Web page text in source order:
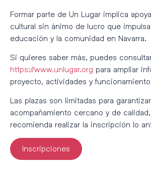
Formar parte de Un Lugar implica
cultural sin ánimo de lucro que
educación y la comunidad en Navarra.
Si quieres saber más, puedes
https://www.unlugar.org para ampliar
proyecto, actividades y
Las plazas son limitadas para
acompañamiento cercano y de
recomienda realizar la inscripción lo
Inscripciones